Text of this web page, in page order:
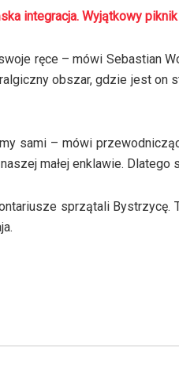
integracja. Wyjątkowy
ręce – mówi Sebastian
obszar, gdzie jest on
sami – mówi
małej enklawie. Dlatego
sprzątali Bystrzycę.